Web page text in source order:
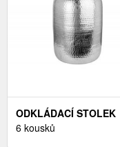
ODKLÁDACÍ STOLEK
SINIS DEKORHOME
6 kousků